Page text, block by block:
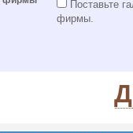
Поставьте
фирмы.